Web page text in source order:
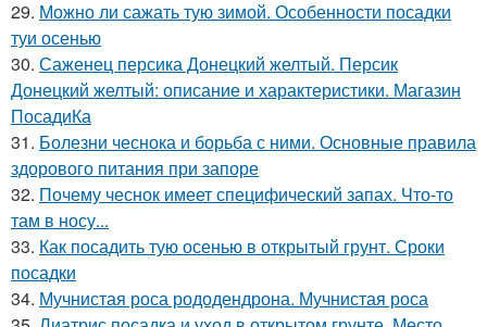
29. Можно ли сажать тую зимой. Особенности посадки
туи осенью
30. Саженец персика Донецкий желтый. Персик
Донецкий желтый: описание и характеристики. Магазин
ПосадиКа
31. Болезни чеснока и борьба с ними. Основные правила
здорового питания при запоре
32. Почему чеснок имеет специфический запах. Что-то
там в носу...
33. Как посадить тую осенью в открытый грунт. Сроки
посадки
34. Мучнистая роса рододендрона. Мучнистая роса